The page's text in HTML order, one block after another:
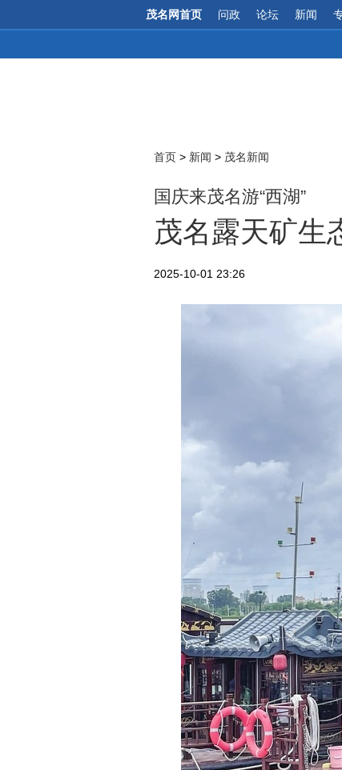
茂名网首页 问政 论坛 新闻
首页 > 新闻 > 茂名新闻
国庆来茂名游“西湖”
茂名露天矿生
2025-10-01 23:26